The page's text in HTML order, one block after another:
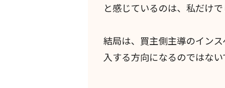
と感じているのは、私だけ
結局は、買主側主導のイン
入する方向になるのではな